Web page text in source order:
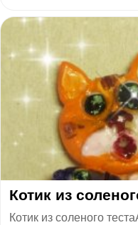
Котик из
Котик из соленого